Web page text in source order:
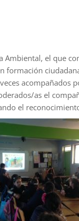
Ambiental, el que
formación
acompañados
as el
el